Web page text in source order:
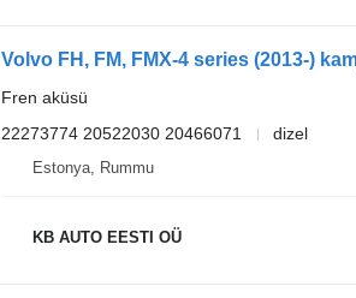
Volvo FH, FM, FMX-4 series (2013-)
Fren aküsü
22273774 20522030 20466071
dizel
Estonya, Rummu
KB AUTO EESTI OÜ